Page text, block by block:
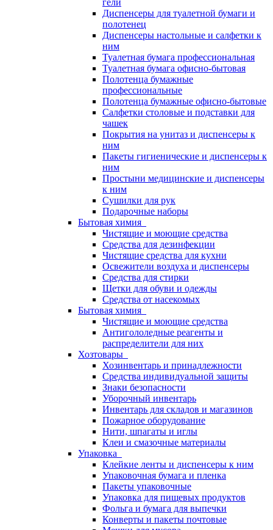
гели
Диспенсеры для туалетной бумаги и
полотенец
Диспенсеры настольные и салфетки к
ним
Туалетная бумага профессиональная
Туалетная бумага офисно-бытовая
Полотенца бумажные
профессиональные
Полотенца бумажные офисно-бытовые
Салфетки столовые и подставки для
чашек
Покрытия на унитаз и диспенсеры к
ним
Пакеты гигиенические и диспенсеры к
ним
Простыни медицинские и диспенсеры
к ним
Сушилки для рук
Подарочные наборы
Бытовая химия
Чистящие и моющие средства
Средства для дезинфекции
Чистящие средства для кухни
Освежители воздуха и диспенсеры
Средства для стирки
Щетки для обуви и одежды
Средства от насекомых
Бытовая химия
Чистящие и моющие средства
Антигололедные реагенты и
распределители для них
Хозтовары
Хозинвентарь и принадлежности
Средства индивидуальной защиты
Знаки безопасности
Уборочный инвентарь
Инвентарь для складов и магазинов
Пожарное оборудование
Нити, шпагаты и иглы
Клеи и смазочные материалы
Упаковка
Клейкие ленты и диспенсеры к ним
Упаковочная бумага и пленка
Пакеты упаковочные
Упаковка для пищевых продуктов
Фольга и бумага для выпечки
Конверты и пакеты почтовые